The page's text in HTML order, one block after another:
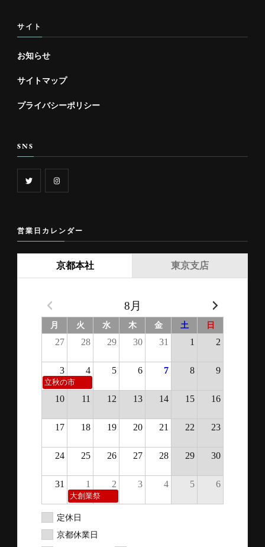
サイト
お知らせ
サイトマップ
プライバシーポリシー
SNS
営業日カレンダー
京都本社
8月
月 火 水 木 金 土 日
27 28 29 30 31 1 2
3 4 5 6 7 8 9
立秋の市
10 11 12 13 14 15 16
17 18 19 20 21 22 23
24 25 26 27 28 29 30
31 1 2 3 4 5 6
大創業祭
定休日
京都休業日
東京支店